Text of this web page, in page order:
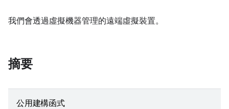
我們會透過虛擬機器管理的遠端虛擬裝置。
摘要
公用建構函式